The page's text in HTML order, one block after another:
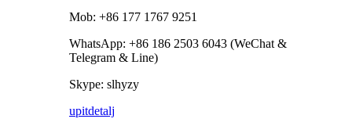
Mob: +86 177 1767 9251
WhatsApp: +86 186 2503 6043 (WeChat &
Telegram & Line)
Skype: slhyzy
upitdetalj